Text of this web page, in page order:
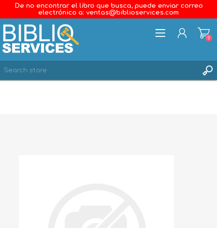
De no encontrar el libro que busca, puede enviar correo
electrónico a: ventas@biblioservices.com
0